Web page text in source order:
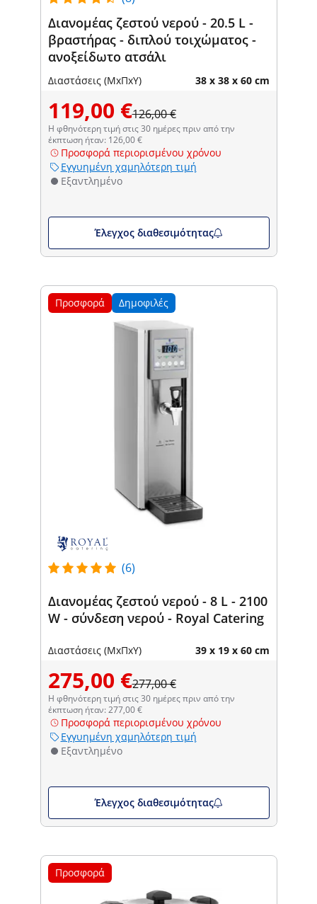
Διανομέας ζεστού νερού - 20.5 L -
βραστήρας - διπλού τοιχώματος -
ανοξείδωτο ατσάλι
Διαστάσεις (ΜxΠxΥ) 38 x 38 x 60 cm
119,00 €126,00 €
Η φθηνότερη τιμή στις 30 ημέρες πριν από την
έκπτωση ήταν: 126,00 €
Προσφορά περιορισμένου χρόνου
Εγγυημένη χαμηλότερη τιμή
Εξαντλημένο
Έλεγχος διαθεσιμότητας
Προσφορά Δημοφιλές
(6)
Διανομέας ζεστού νερού - 8 L - 2100
W - σύνδεση νερού - Royal Catering
Διαστάσεις (ΜxΠxΥ) 39 x 19 x 60 cm
275,00 €277,00 €
Η φθηνότερη τιμή στις 30 ημέρες πριν από την
έκπτωση ήταν: 277,00 €
Προσφορά περιορισμένου χρόνου
Εγγυημένη χαμηλότερη τιμή
Εξαντλημένο
Έλεγχος διαθεσιμότητας
Προσφορά